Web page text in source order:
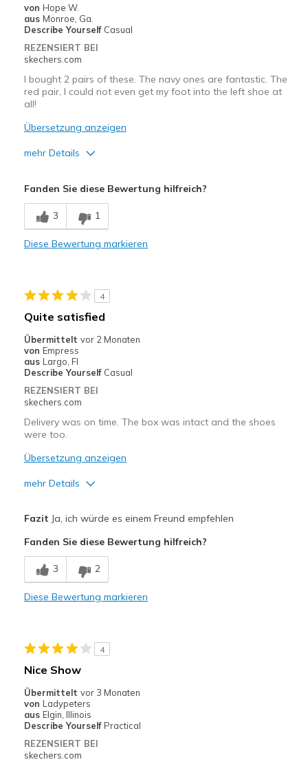
von Hope W.
aus Monroe, Ga.
Describe Yourself Casual
REZENSIERT BEI
skechers.com
I bought 2 pairs of these. The navy ones are fantastic. The
red pair, I could not even get my foot into the left shoe at
all!
Übersetzung anzeigen
mehr Details
Nachteile
Sizing was really off on this pair.
Sizing
View On Shoes
Fanden Sie diese Bewertung hilfreich?
3 1
Diese Bewertung markieren
4
Quite satisfied
Übermittelt vor 2 Monaten
von Empress
aus Largo, Fl
Describe Yourself Casual
REZENSIERT BEI
skechers.com
Delivery was on time. The box was intact and the shoes
were too.
Übersetzung anzeigen
mehr Details
Breathe Well
Comfortable
Casual Wear
Width
Sizing
Feels half size too big
View On Shoes
Fazit Ja, ich würde es einem Freund empfehlen
Fanden Sie diese Bewertung hilfreich?
3 2
Diese Bewertung markieren
4
Nice Show
Übermittelt vor 3 Monaten
von Ladypeters
aus Elgin, Illinois
Describe Yourself Practical
REZENSIERT BEI
skechers.com